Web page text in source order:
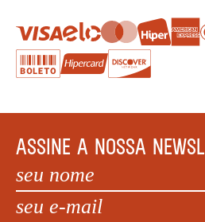
ASSINE A NOSSA